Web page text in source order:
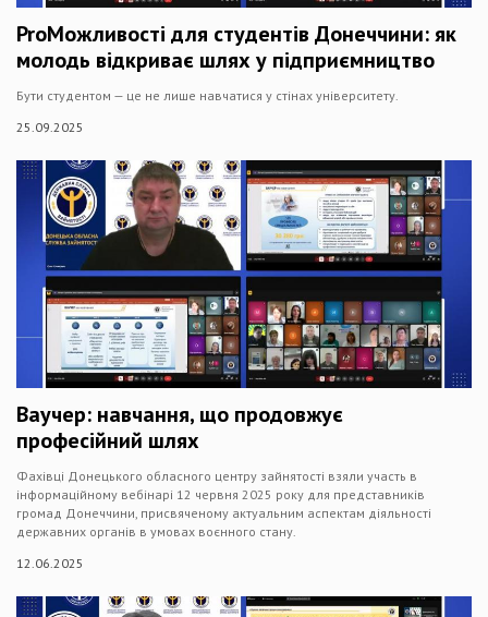
ProМожливості для студентів Донеччини: як
молодь відкриває шлях у підприємництво
Бути студентом — це не лише навчатися у стінах університету.
25.09.2025
Ваучер: навчання, що продовжує
професійний шлях
Фахівці Донецького обласного центру зайнятості взяли участь в
інформаційному вебінарі 12 червня 2025 року для представників
громад Донеччини, присвяченому актуальним аспектам діяльності
державних органів в умовах воєнного стану.
12.06.2025